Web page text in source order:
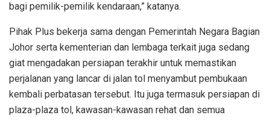
bagi pemilik-pemilik kendaraan,” katanya.
Pihak Plus bekerja sama dengan Pemerintah Negara Bagian
Johor serta kementerian dan lembaga terkait juga sedang
giat mengadakan persiapan terakhir untuk memastikan
perjalanan yang lancar di jalan tol menyambut pembukaan
kembali perbatasan tersebut. Itu juga termasuk persiapan di
plaza-plaza tol, kawasan-kawasan rehat dan semua